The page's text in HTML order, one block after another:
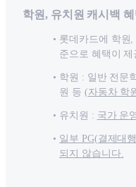
학원, 유치원 캐시백
롯데카드에 학원,
준으로 혜택이 제
학원 : 일반 전문
원 등 (자동차 학
유치원 : 국가 운
일부 PG(결제대
되지 않습니다.